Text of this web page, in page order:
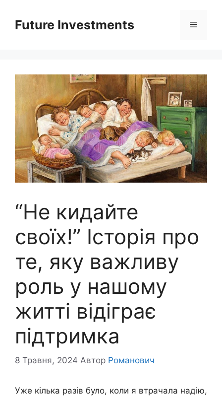
вмістуFuture Investments Меню
“Не кидайте
своїх!” Історія про
те, яку важливу
роль у нашому
житті відіграє
підтримка
8 Травня, 2024 Автор Романович
Уже кілька разів було, коли я втрачала надію,